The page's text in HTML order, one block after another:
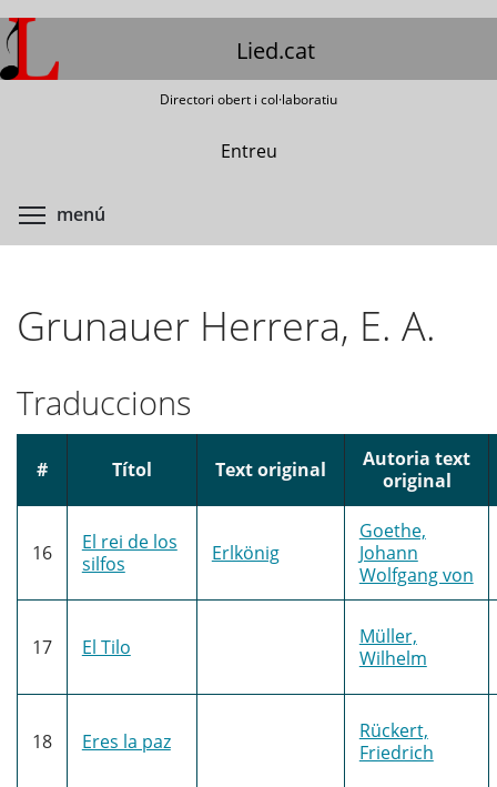
Vés
al
contingut
Lied.cat
Directori obert i col·laboratiu
Entreu
menú
Grunauer Herrera, E. A.
Traduccions
# Títol Text original
Autoria text
original
16
El rei de los
silfos
Erlkönig
Goethe,
Johann
Wolfgang von
17 El Tilo
Müller,
Wilhelm
18 Eres la paz
Rückert,
Friedrich